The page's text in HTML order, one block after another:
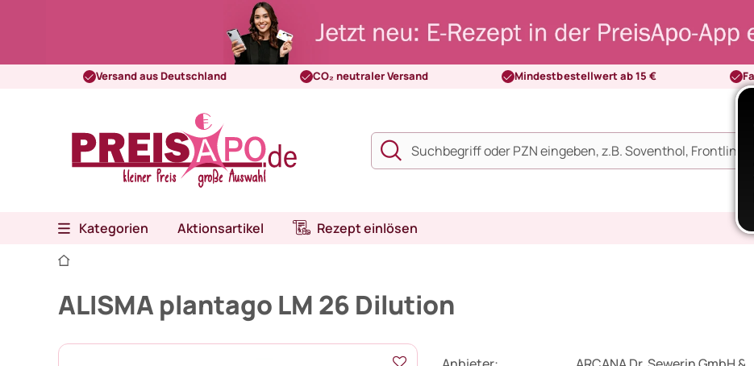
Versand aus Deutschland CO₂ neutraler Versand Mindestbestellwert ab 15 €
Kategorien Aktionsartikel Rezept einlösen
ALISMA plantago LM 26 Dilution